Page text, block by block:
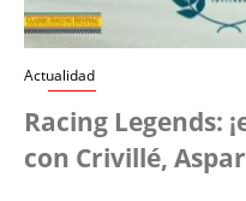
Actualidad
Racing Legends:
con Crivillé,